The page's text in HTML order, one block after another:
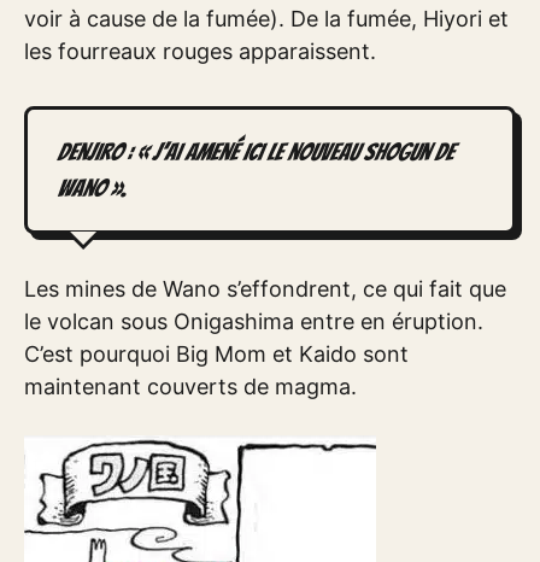
voir à cause de la fumée). De la fumée, Hiyori et
les fourreaux rouges apparaissent.
Denjiro : « J’ai amené ici le nouveau Shogun de
Wano ».
Les mines de Wano s’effondrent, ce qui fait que
le volcan sous Onigashima entre en éruption.
C’est pourquoi Big Mom et Kaido sont
maintenant couverts de magma.